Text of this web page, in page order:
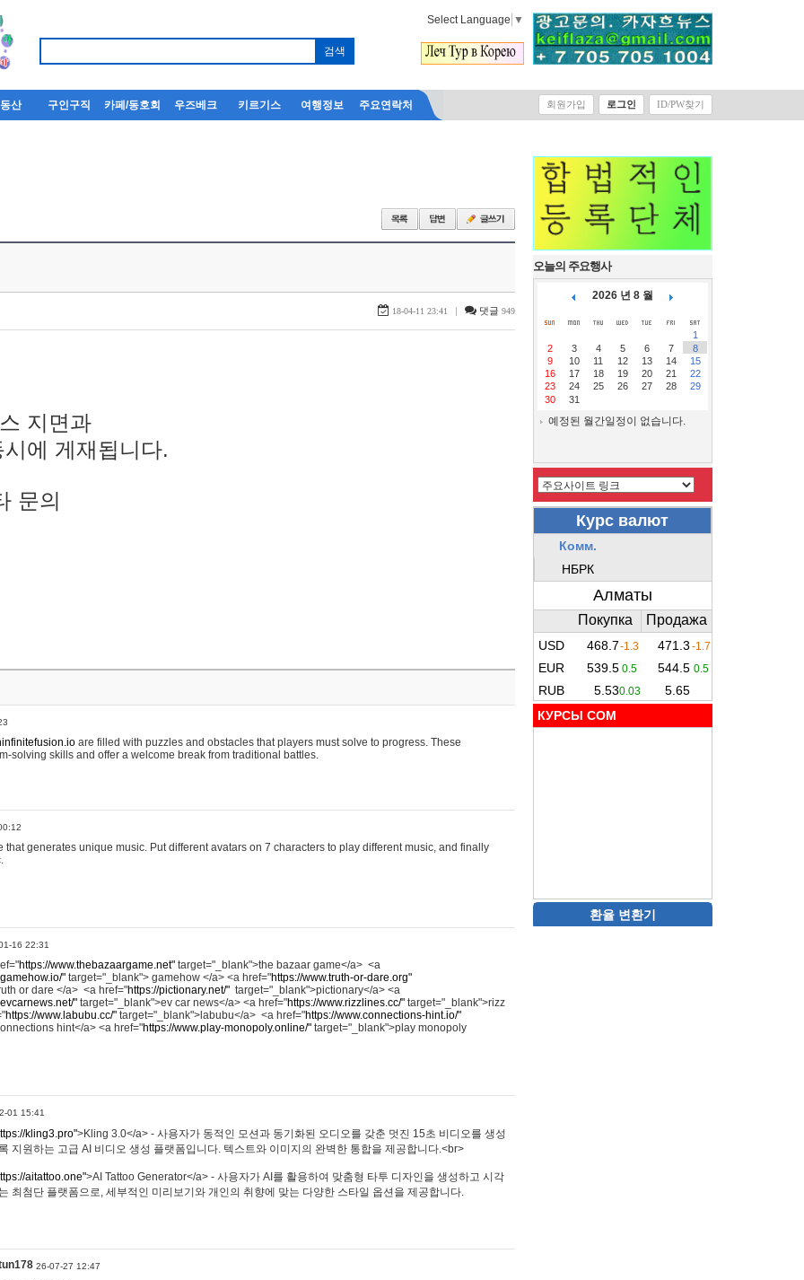
Select Language ▼
산 구인구직 카페/동호회 우즈베크 키르기스 여행정보 주요연락처 회원가입 로그인 ID/PW찾기
18-04-11 23:41 | 댓글 949
지면과
에 게재됩니다.
문의
are filled with puzzles and obstacles that players must solve to progress. These
solving skills and offer a welcome break from traditional battles.
that generates unique music. Put different avatars on 7 characters to play different music, and finally
16 22:31
https://www.thebazaargame.net" target="_blank">the bazaar game</a> <a
" target="_blank"> gamehow </a> <a href="https://www.truth-or-dare.org"
or dare </a> <a href="https://pictionary.net/" target="_blank">pictionary</a> <a
" target="_blank">ev car news</a> <a href="https://www.rizzlines.cc/" target="_blank">rizz
https://www.labubu.cc/" target="_blank">labubu</a> <a href="https://www.connections-hint.io/"
hint</a> <a href="https://www.play-monopoly.online/" target="_blank">play monopoly
01 15:41
kling3.pro">Kling 3.0</a> - 사용자가 동적인 모션과 동기화된 오디오를 갖춘 멋진 15초 비디오를 생성
지원하는 고급 AI 비디오 생성 플랫폼입니다. 텍스트와 이미지의 완벽한 통합을 제공합니다.<br>
aitattoo.one">AI Tattoo Generator</a> - 사용자가 AI를 활용하여 맞춤형 타투 디자인을 생성하고 시각
최첨단 플랫폼으로, 세부적인 미리보기와 개인의 취향에 맞는 다양한 스타일 옵션을 제공합니다.
26-07-27 12:47
오늘의 주요행사
2026 년 8 월
1
2
3 4 5 6 7
8
9
10 11 12 13 14
15
16
17 18 19 20 21
22
23
24 25 26 27 28
29
30
31
예정된 월간일정이 없습니다.
КУРСЫ COM
환율 변환기